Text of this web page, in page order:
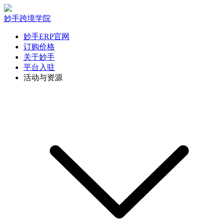
妙手跨境学院
妙手ERP官网
订购价格
关于妙手
平台入驻
活动与资源